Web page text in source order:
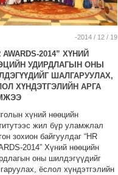
-2014 / 12 / 19
AWARDS-2014” ХҮНИЙ
УДИРДЛАГЫН ОНЫ
ШАЛГАРУУЛАХ,
ХҮНДЭТГЭЛИЙН АРГА
хүний нөөцийн
жил бүр уламжлал
зохион байгуулдаг “HR
2014” Хүний нөөцийн
оны шилдэгүүдийг
ёслол хүндэтгэлийн